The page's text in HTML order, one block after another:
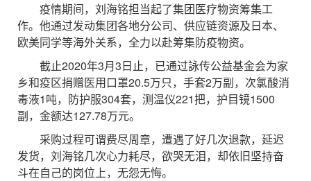
疫情期间，刘海铭担当起了集团医疗物资筹集工
作。他通过发动集团各地分公司、供应链资源及日本、
欧美同学等海外关系，全力以赴筹集防疫物资。
截止2020年3月3日止，已通过詠传公益基金会为家
乡和疫区捐赠医用口罩20.5万只，手套2万副，次氯酸消
毒液1吨，防护服304套，测温仪221把，护目镜1500
副，金额达127.78万元。
采购过程可谓费尽周章，遭遇了好几次退款，延迟
发货，刘海铭几次心力耗尽，欲哭无泪，却依旧坚持奋
斗在自己的岗位上，无怨无悔。